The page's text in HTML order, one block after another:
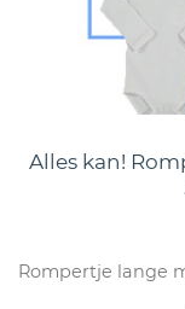
Alles kan!
Rompertje lange